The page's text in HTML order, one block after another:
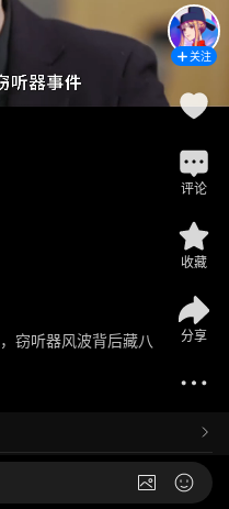
窃听器风波背后藏八
关注
评论
收藏
分享